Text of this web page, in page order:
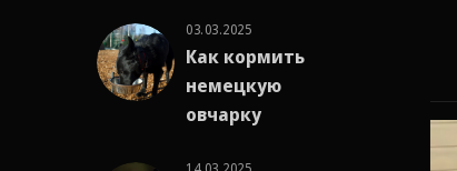
03.03.2025
Как кормить
немецкую
овчарку